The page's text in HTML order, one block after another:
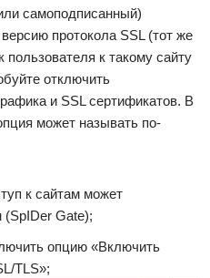
самоподписанный)
протокола SSL (тот же
пользователя к такому сайту
отключить
и SSL сертификатов. В
может называть по-
к сайтам может
(SpIDer Gate);
опцию «Включить
TLS»;